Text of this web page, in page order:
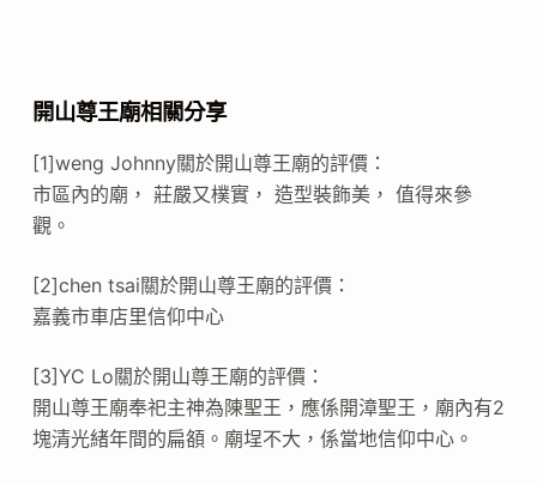
開山尊王廟相關分享
[1]weng Johnny關於開山尊王廟的評價：
市區內的廟， 莊嚴又樸實， 造型裝飾美， 值得來參
觀。
[2]chen tsai關於開山尊王廟的評價：
嘉義市車店里信仰中心
[3]YC Lo關於開山尊王廟的評價：
開山尊王廟奉祀主神為陳聖王，應係開漳聖王，廟內有2
塊清光緒年間的扁頟。廟埕不大，係當地信仰中心。